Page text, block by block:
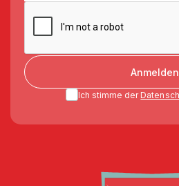
Anmelden
Ich stimme der